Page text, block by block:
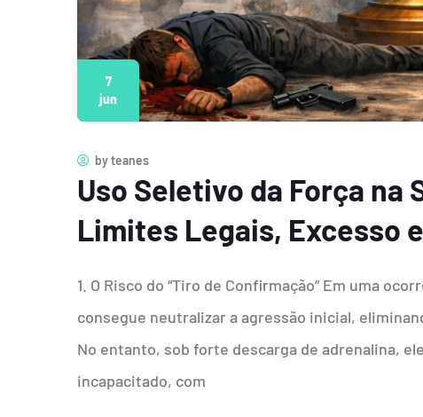
7
jun
byteanes
Uso Seletivo da Força na
Limites Legais, Excesso
1. O Risco do “Tiro de Confirmação” Em uma
consegue neutralizar a agressão inicial,
No entanto, sob forte descarga de adrenalina,
incapacitado, com